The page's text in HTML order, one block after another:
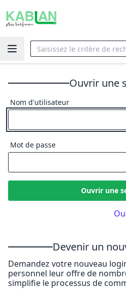
Ouvrir une
Nom d'utilisateur
Mot de passe
Ouvrir une
Devenir un
Demandez votre nouveau
personnel leur offre de
simplifie le processus de